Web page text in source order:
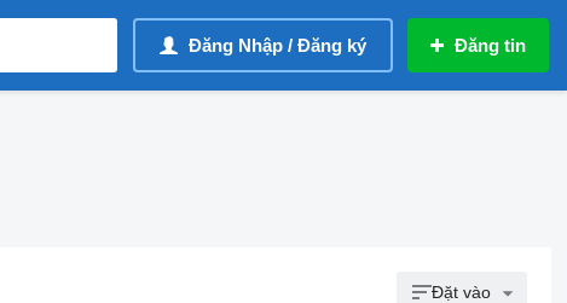
Đăng Nhập / Đăng ký Đăng tin
Đặt vào